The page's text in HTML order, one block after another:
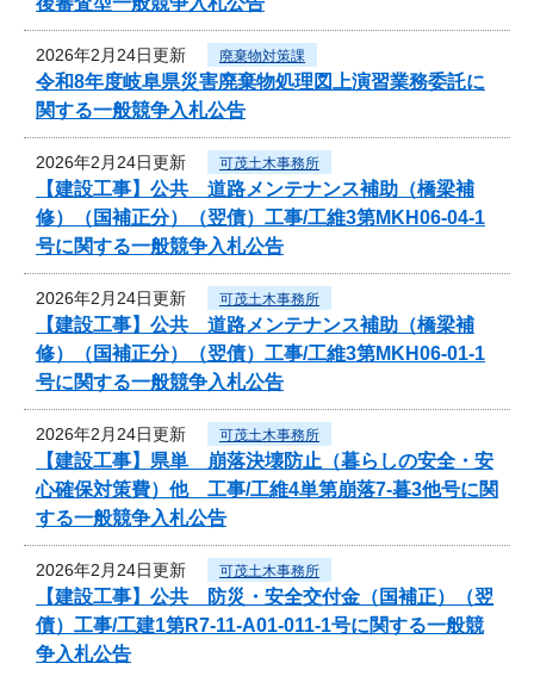
2026年2月24日更新 廃棄物対策課
令和8年度岐阜県災害廃棄物処理図上演習業務委託に
関する一般競争入札公告
2026年2月24日更新 可茂土木事務所
【建設工事】公共 道路メンテナンス補助（橋梁補
修）（国補正分）（翌債）工事/工維3第MKH06-04-1
号に関する一般競争入札公告
2026年2月24日更新 可茂土木事務所
【建設工事】公共 道路メンテナンス補助（橋梁補
修）（国補正分）（翌債）工事/工維3第MKH06-01-1
号に関する一般競争入札公告
2026年2月24日更新 可茂土木事務所
【建設工事】県単 崩落決壊防止（暮らしの安全・安
心確保対策費）他 工事/工維4単第崩落7-暮3他号に関
する一般競争入札公告
2026年2月24日更新 可茂土木事務所
【建設工事】公共 防災・安全交付金（国補正）（翌
債）工事/工建1第R7-11-A01-011-1号に関する一般競
争入札公告